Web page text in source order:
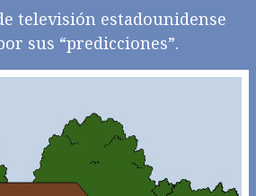
televisión estadounidense
sus “predicciones”.